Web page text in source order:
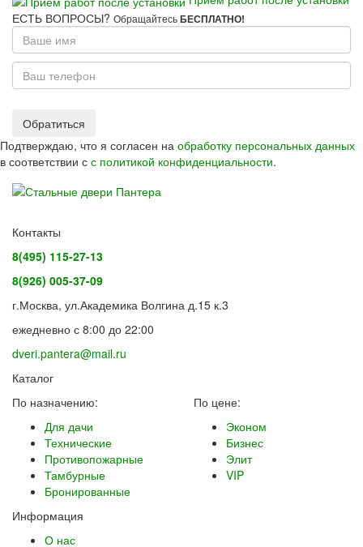
ЕСТЬ ВОПРОСЫ? ОбращайтесьБЕСПЛАТНО!
Ваше
имя
Ваш
телефон
Обратиться
Подтверждаю, что я согласен на обработку персональных данных
в соответствии с с политикой конфиденциальности.
Контакты
8(495) 115-27-13
8(926) 005-37-09
г.Москва, ул.Академика Волгина д.15 к.3
ежедневно с 8:00 до 22:00
dveri.pantera@mail.ru
Каталог
По назначению:
Для дачи
Технические
Противопожарные
Тамбурные
Бронированные
По цене:
Эконом
Бизнес
Элит
VIP
Информация
О нас